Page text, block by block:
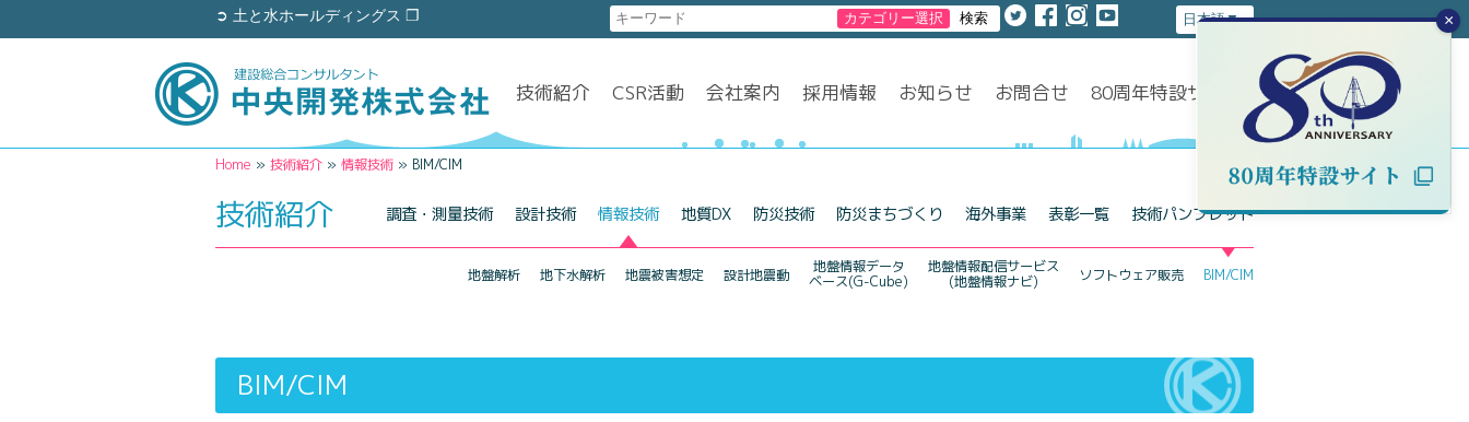
×
➲ 土と水ホールディングス ❐
技術紹介 CSR活動 会社案内 採用情報 お知らせ お問合せ 80周年特設サイト
Home » 技術紹介 » 情報技術 » BIM/CIM
技術紹介 調査・測量技術 設計技術 情報技術 地質DX 防災技術 防災まちづくり 海外事業 表彰一覧 技術パンフレット
BIM/CIM
ソフトウェア販売
地盤情報配信サービス
(地盤情報ナビ)
地盤情報データ
ベース(G-Cube)
設計地震動
地震被害想定
地下水解析
地盤解析
BIM/CIM